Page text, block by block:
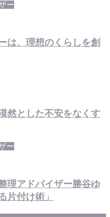
ー
は、理想のくらしを創
然とした不安をなくす
ー
理アドバイザー勝谷ゆ
片付け術」